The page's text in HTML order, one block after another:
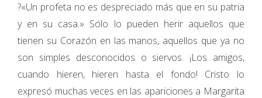
?«Un profeta no es despreciado más que en su patria
y en su casa.» Sólo lo pueden herir aquellos que
tienen su Corazón en las manos, aquellos que ya no
son simples desconocidos o siervos. ¡Los amigos,
cuando hieren, hieren hasta el fondo! Cristo lo
expresó muchas veces en las apariciones a Margarita